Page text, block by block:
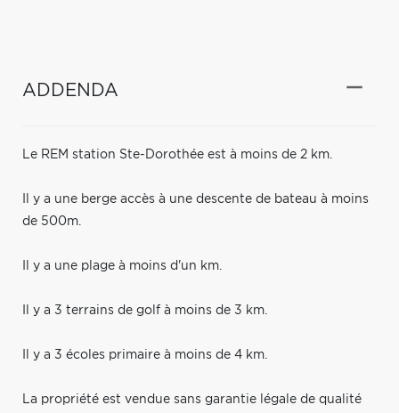
ADDENDA
Le REM station Ste-Dorothée est à moins de 2 km.
Il y a une berge accès à une descente de bateau à moins
de 500m.
Il y a une plage à moins d'un km.
Il y a 3 terrains de golf à moins de 3 km.
Il y a 3 écoles primaire à moins de 4 km.
La propriété est vendue sans garantie légale de qualité